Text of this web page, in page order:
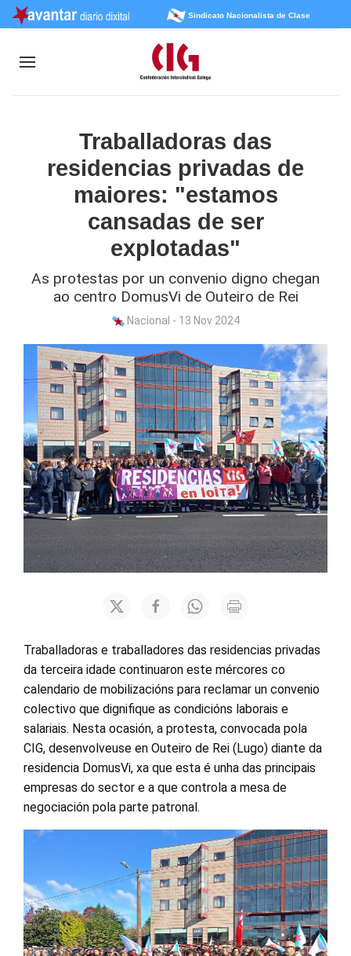
Sindicato Nacionalista de Clase
Traballadoras das
residencias privadas de
maiores: "estamos
cansadas de ser
explotadas"
As protestas por un convenio digno chegan
ao centro DomusVi de Outeiro de Rei
Nacional - 13 Nov 2024
Traballadoras e traballadores das residencias privadas
da terceira idade continuaron este mércores co
calendario de mobilizacións para reclamar un convenio
colectivo que dignifique as condicións laborais e
salariais. Nesta ocasión, a protesta, convocada pola
CIG, desenvolveuse en Outeiro de Rei (Lugo) diante da
residencia DomusVi, xa que esta é unha das principais
empresas do sector e a que controla a mesa de
negociación pola parte patronal.